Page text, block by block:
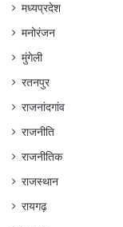
मध्यप्रदेश
मनोरंजन
मुंगेली
रतनपुर
राजनांदगांव
राजनीति
राजनीतिक
राजस्थान
रायगढ़